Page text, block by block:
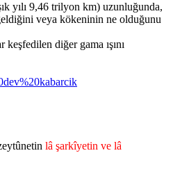
yılı 9,46 trilyon km) uzunluğunda,
veya kökeninin ne olduğunu
diğer gama ışını
lâ şarkîyetin ve lâ